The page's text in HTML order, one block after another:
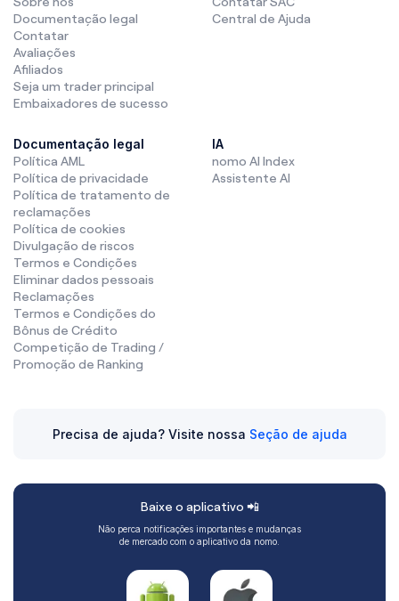
Documentação legal
Contatar
Avaliações
Afiliados
Seja um trader principal
Embaixadores de sucesso
Central de Ajuda
Documentação legal
Política AML
Política de privacidade
Política de tratamento de
reclamações
Política de cookies
Divulgação de riscos
Termos e Condições
Eliminar dados pessoais
Reclamações
Termos e Condições do
Bônus de Crédito
Competição de Trading /
Promoção de Ranking
IA
nomo AI Index
Assistente AI
Precisa de ajuda? Visite nossa Seção de ajuda
Baixe o aplicativo 📲
Não perca notificações importantes e mudanças
de mercado com o aplicativo da nomo.